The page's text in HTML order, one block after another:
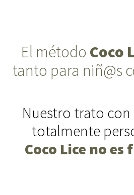
El método Coco
tanto para niñ@s
Nuestro trato con
totalmente
Coco Lice no